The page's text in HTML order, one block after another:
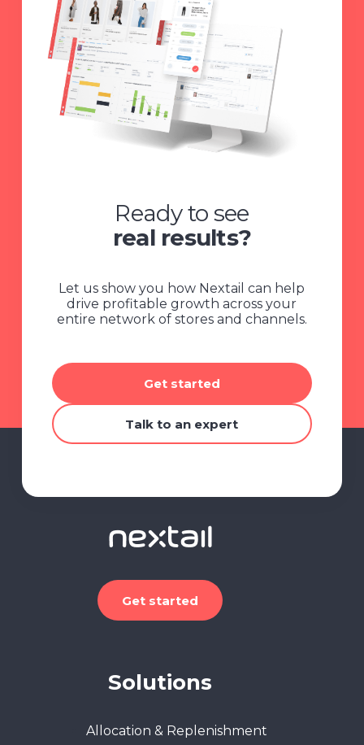
Ready to see
real results?
Let us show you how Nextail can help
drive profitable growth across your
entire network of stores and channels.
Get started
Talk to an expert
Get started
Solutions
Allocation & Replenishment